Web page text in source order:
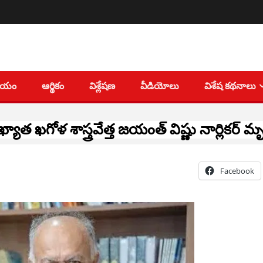
ఆర్థికం విశ్లేషణ వీడియోలు విశేష కథనాలు
ఖగోళ శాస్త్రవేత్త జయంత్ విష్ణు నార్లికర్
Facebook